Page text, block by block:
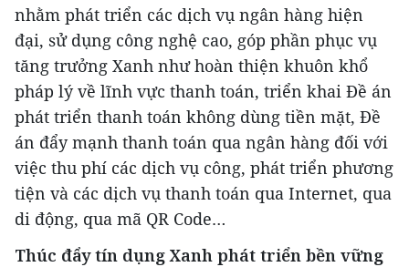
nhằm phát triển các dịch vụ ngân hàng hiện
đại, sử dụng công nghệ cao, góp phần phục vụ
tăng trưởng Xanh như hoàn thiện khuôn khổ
pháp lý về lĩnh vực thanh toán, triển khai Đề án
phát triển thanh toán không dùng tiền mặt, Đề
án đẩy mạnh thanh toán qua ngân hàng đối với
việc thu phí các dịch vụ công, phát triển phương
tiện và các dịch vụ thanh toán qua Internet, qua
di động, qua mã QR Code…
Thúc đẩy tín dụng Xanh phát triển bền vững